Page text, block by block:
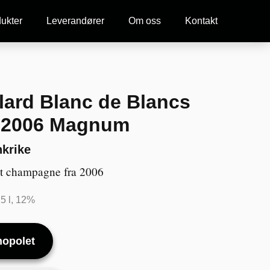
Leverandører Om oss Kontakt
Blanc de Blancs
Magnum
fra 2006
l, 12%